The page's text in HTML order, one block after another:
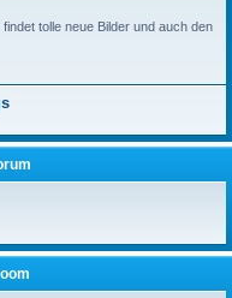
tolle neue Bilder und auch den